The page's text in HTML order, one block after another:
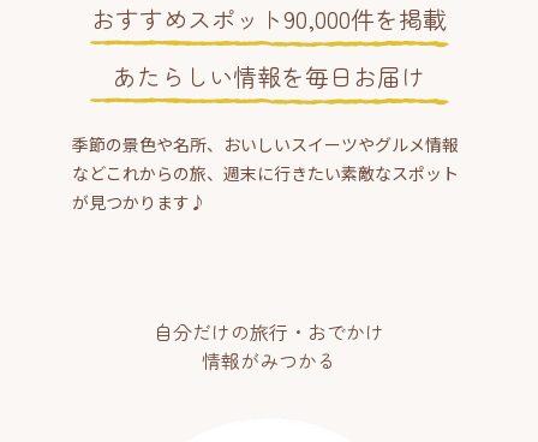
おすすめスポット90,000件を掲載
あたらしい情報を毎日お届け
季節の景色や名所、おいしいスイーツやグルメ情報
などこれからの旅、週末に行きたい素敵なスポット
が見つかります♪
自分だけの旅行・おでかけ
情報がみつかる